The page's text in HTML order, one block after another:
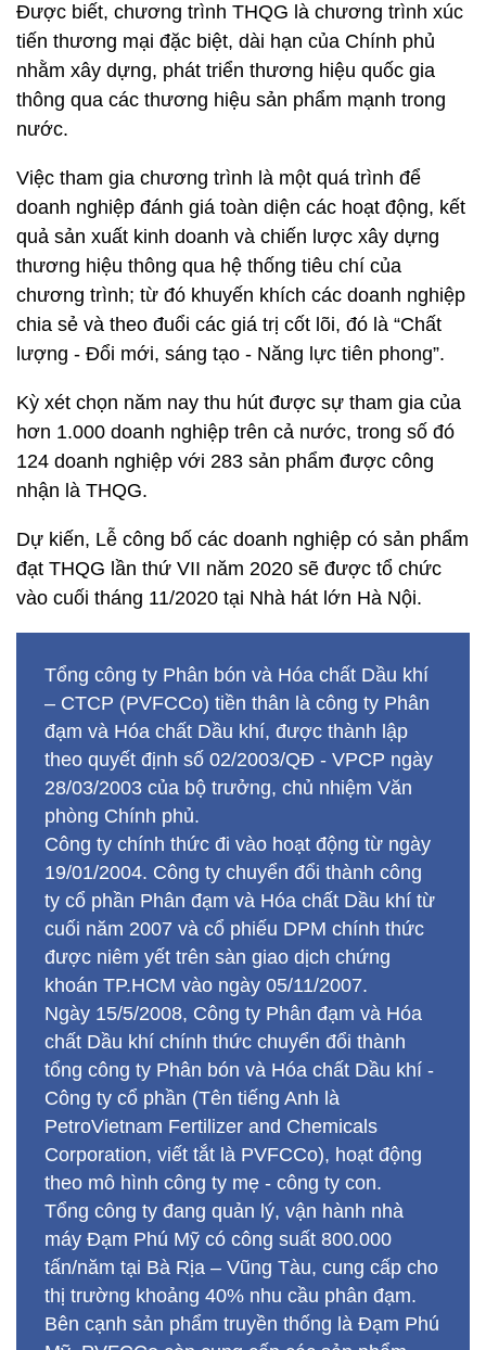
Được biết, chương trình THQG là chương trình xúc
tiến thương mại đặc biệt, dài hạn của Chính phủ
nhằm xây dựng, phát triển thương hiệu quốc gia
thông qua các thương hiệu sản phẩm mạnh trong
nước.
Việc tham gia chương trình là một quá trình để
doanh nghiệp đánh giá toàn diện các hoạt động, kết
quả sản xuất kinh doanh và chiến lược xây dựng
thương hiệu thông qua hệ thống tiêu chí của
chương trình; từ đó khuyến khích các doanh nghiệp
chia sẻ và theo đuổi các giá trị cốt lõi, đó là “Chất
lượng - Đổi mới, sáng tạo - Năng lực tiên phong”.
Kỳ xét chọn năm nay thu hút được sự tham gia của
hơn 1.000 doanh nghiệp trên cả nước, trong số đó
124 doanh nghiệp với 283 sản phẩm được công
nhận là THQG.
Dự kiến, Lễ công bố các doanh nghiệp có sản phẩm
đạt THQG lần thứ VII năm 2020 sẽ được tổ chức
vào cuối tháng 11/2020 tại Nhà hát lớn Hà Nội.
Tổng công ty Phân bón và Hóa chất Dầu khí
– CTCP (PVFCCo) tiền thân là công ty Phân
đạm và Hóa chất Dầu khí, được thành lập
theo quyết định số 02/2003/QĐ - VPCP ngày
28/03/2003 của bộ trưởng, chủ nhiệm Văn
phòng Chính phủ.
Công ty chính thức đi vào hoạt động từ ngày
19/01/2004. Công ty chuyển đổi thành công
ty cổ phần Phân đạm và Hóa chất Dầu khí từ
cuối năm 2007 và cổ phiếu DPM chính thức
được niêm yết trên sàn giao dịch chứng
khoán TP.HCM vào ngày 05/11/2007.
Ngày 15/5/2008, Công ty Phân đạm và Hóa
chất Dầu khí chính thức chuyển đổi thành
tổng công ty Phân bón và Hóa chất Dầu khí -
Công ty cổ phần (Tên tiếng Anh là
PetroVietnam Fertilizer and Chemicals
Corporation, viết tắt là PVFCCo), hoạt động
theo mô hình công ty mẹ - công ty con.
Tổng công ty đang quản lý, vận hành nhà
máy Đạm Phú Mỹ có công suất 800.000
tấn/năm tại Bà Rịa – Vũng Tàu, cung cấp cho
thị trường khoảng 40% nhu cầu phân đạm.
Bên cạnh sản phẩm truyền thống là Đạm Phú